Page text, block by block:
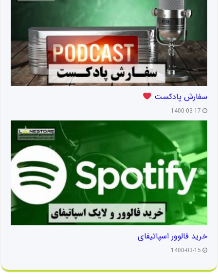
سفارش پادکست
1400-03-17
خرید فالوور اسپاتیفای
1400-03-15